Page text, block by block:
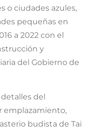
o ciudades azules,
pequeñas en
a 2022 con el
y
del Gobierno de
del
emplazamiento,
budista de Tai